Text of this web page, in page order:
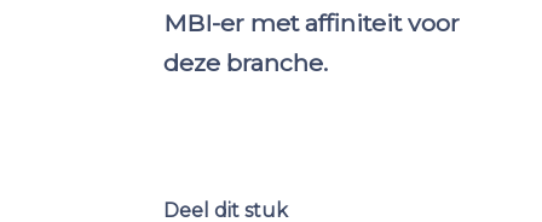
MBI-er met affiniteit voor
deze branche.
Deel dit stuk